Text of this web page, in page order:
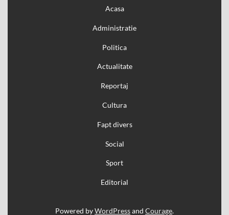
Acasa
Administratie
Politica
Actualitate
Reportaj
Cultura
Fapt divers
Social
Sport
Editorial
Powered byWordPressand Courage.